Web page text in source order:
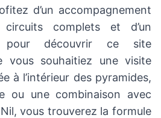
d’un accompagnement
circuits complets et d’un
pour découvrir ce site
vous souhaitiez une visite
à l’intérieur des pyramides,
ou une combinaison avec
vous trouverez la formule